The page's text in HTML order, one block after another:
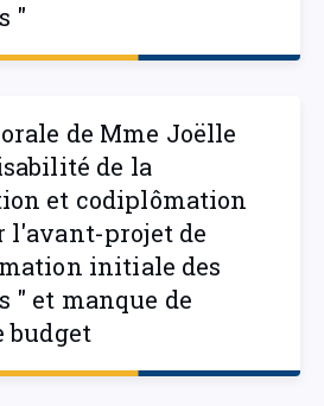
"
de Mme Joëlle
de la
et codiplômation
l'avant-projet de
initiale des
" et manque de
budget